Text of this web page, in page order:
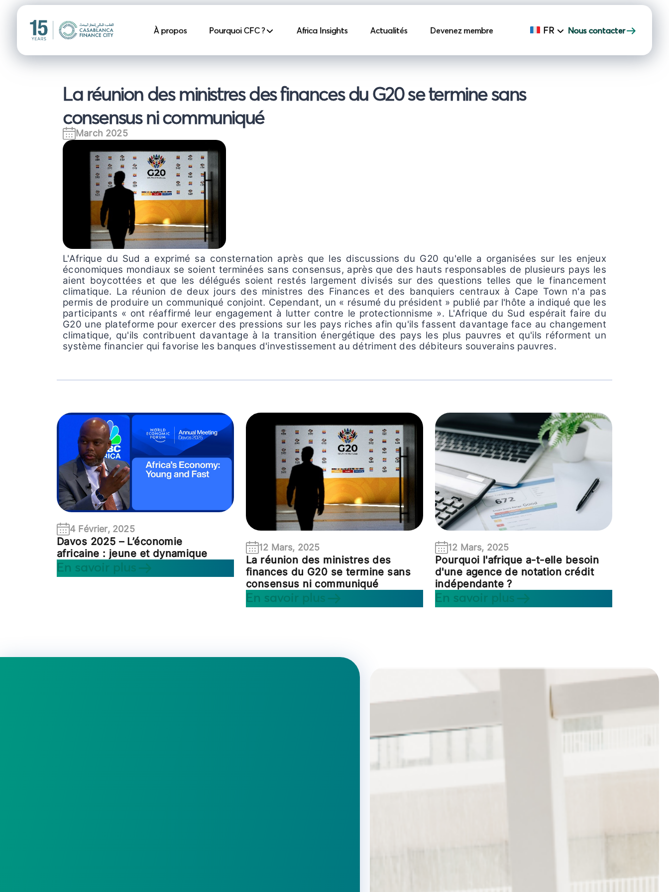
À propos Pourquoi CFC ? Africa Insights Actualités Devenez membre FR Nous contacter
La réunion des ministres des finances du G20 se termine sans
consensus ni communiqué
March 2025
L'Afrique du Sud a exprimé sa consternation après que les discussions du G20 qu'elle a organisées sur les enjeux
économiques mondiaux se soient terminées sans consensus, après que des hauts responsables de plusieurs pays les
aient boycottées et que les délégués soient restés largement divisés sur des questions telles que le financement
climatique. La réunion de deux jours des ministres des Finances et des banquiers centraux à Cape Town n'a pas
permis de produire un communiqué conjoint. Cependant, un « résumé du président » publié par l'hôte a indiqué que les
participants « ont réaffirmé leur engagement à lutter contre le protectionnisme ». L'Afrique du Sud espérait faire du
G20 une plateforme pour exercer des pressions sur les pays riches afin qu'ils fassent davantage face au changement
climatique, qu'ils contribuent davantage à la transition énergétique des pays les plus pauvres et qu'ils réforment un
système financier qui favorise les banques d'investissement au détriment des débiteurs souverains pauvres.
4 Février, 2025
Davos 2025 – L’économie
africaine : jeune et dynamique
En savoir plus
12 Mars, 2025
La réunion des ministres des
finances du G20 se termine sans
consensus ni communiqué
En savoir plus
12 Mars, 2025
Pourquoi l'afrique a-t-elle besoin
d'une agence de notation crédit
indépendante ?
En savoir plus